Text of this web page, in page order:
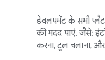
डेवलपमेंट के सभी
की मदद पाएं. जैसे:
करना, टूल चलाना,